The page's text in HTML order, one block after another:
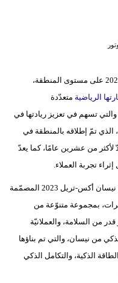
وتكنولوجيا
بيئة
فيديو
سيارات
احتفاءً بالنجاح المتصاعد لسيارة أكس-تريل 2023 على مستوى المنطقة،
الرياضية متعدّدة
والتي تسهم في تعزيز ريادتها في
الذي تمّ إطلاقه بالمنطقة في
لأكثر من عشرين عامًا، كما يعدّ
تجربة العملاء.
وسعيًا للارتقاء بمعايير التميّز، تمّ تجهيز سيارة نيسان أكس-تريل 2023 المصمّمة
بمجموعة متنوّعة من
قدر من السلامة، والعملانيّة
من نيسان، والتي تم بناؤها
الذكية، والتكامل الذكي